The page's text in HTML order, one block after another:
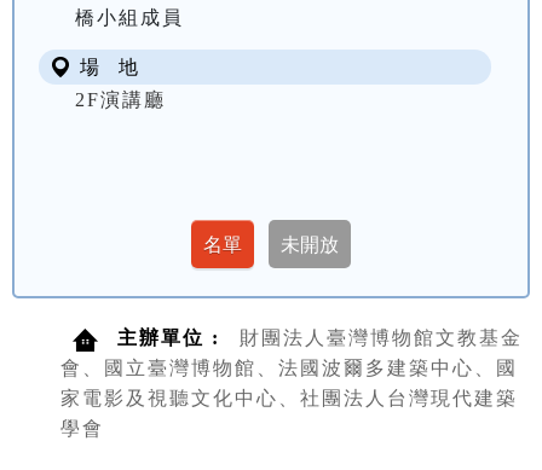
橋小組成員
場 地
2F演講廳
主辦單位 :
財團法人臺灣博物館文教基金
會、國立臺灣博物館、法國波爾多建築中心、國
家電影及視聽文化中心、社團法人台灣現代建築
學會